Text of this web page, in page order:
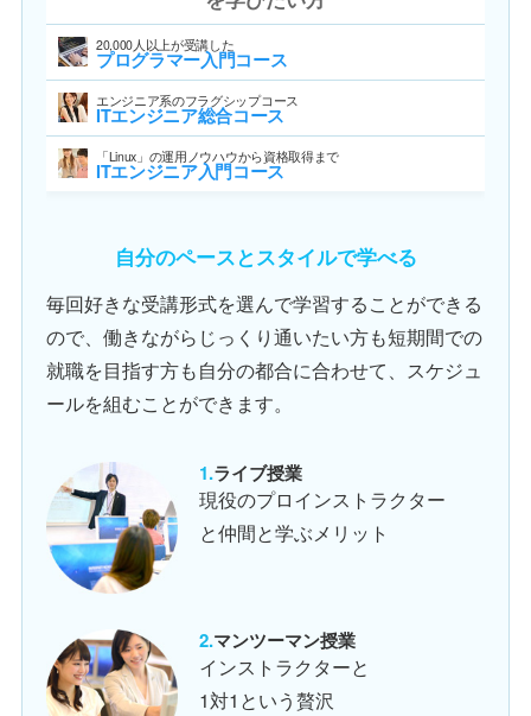
20,000人以上が受講した
プログラマー入門コース
エンジニア系のフラグシップコース
ITエンジニア総合コース
「Linux」の運用ノウハウから資格取得まで
ITエンジニア入門コース
自分のペースとスタイルで学べる
毎回好きな受講形式を選んで学習することができる
ので、働きながらじっくり通いたい方も短期間での
就職を目指す方も自分の都合に合わせて、スケジュ
ールを組むことができます。
ライブ授業
現役のプロインストラクター
と仲間と学ぶメリット
マンツーマン授業
インストラクターと
1対1という贅沢